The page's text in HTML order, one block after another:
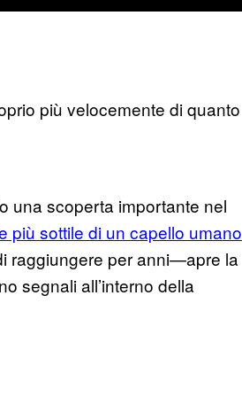
più velocemente di quanto
una scoperta importante nel
più sottile di un capello umano
raggiungere per anni—apre la
segnali all’interno della